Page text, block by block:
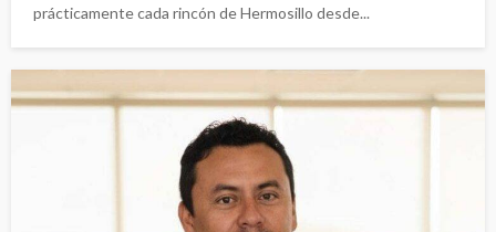
prácticamente cada rincón de Hermosillo desde...